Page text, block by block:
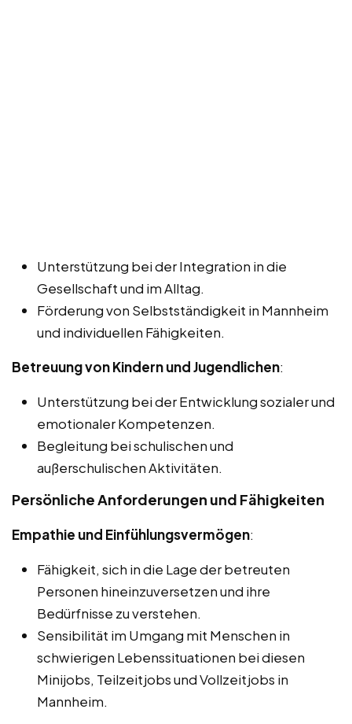
Unterstützung bei der Integration in die
Gesellschaft und im Alltag.
Förderung von Selbstständigkeit in Mannheim
und individuellen Fähigkeiten.
Betreuung von Kindern und Jugendlichen:
Unterstützung bei der Entwicklung sozialer und
emotionaler Kompetenzen.
Begleitung bei schulischen und
außerschulischen Aktivitäten.
Persönliche Anforderungen und Fähigkeiten
Empathie und Einfühlungsvermögen:
Fähigkeit, sich in die Lage der betreuten
Personen hineinzuversetzen und ihre
Bedürfnisse zu verstehen.
Sensibilität im Umgang mit Menschen in
schwierigen Lebenssituationen bei diesen
Minijobs, Teilzeitjobs und Vollzeitjobs in
Mannheim.